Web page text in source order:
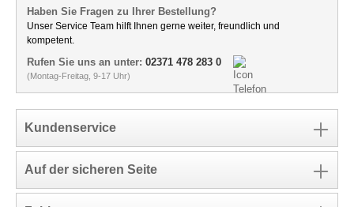
Haben Sie Fragen zu Ihrer Bestellung?
Unser Service Team hilft Ihnen gerne weiter, freundlich und
kompetent.
Rufen Sie uns an unter: 02371 478 283 0
(Montag-Freitag, 9-17 Uhr)
Kundenservice
Auf der sicheren Seite